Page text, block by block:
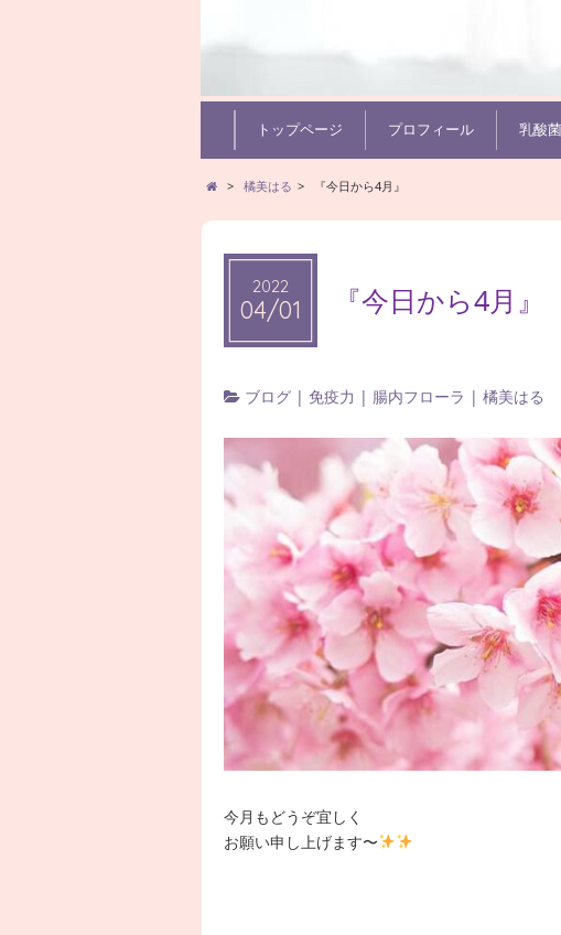
トップページ プロフィール 乳酸
> 橘美はる > 『今日から4月』
2022
04/01 『今日から4月』
ブログ |免疫力 | 腸内フローラ |橘美はる
今月もどうぞ宜しく
お願い申し上げます〜